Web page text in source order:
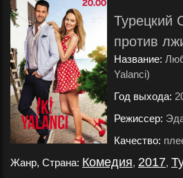
Турецкий
против
Название:
Yalanci)
Год выхода:
Режиссер:
Качество:
Жанр, Страна: Комедия, 2017,